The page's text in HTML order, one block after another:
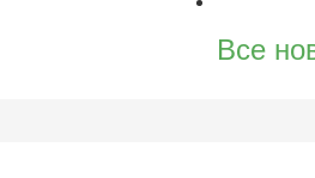
Все